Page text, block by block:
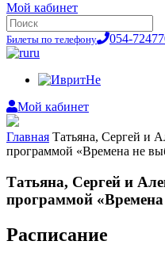
Мой кабинет
Билеты по телефону
054-
ru
He
Мой кабинет
Главная Татьяна, Сергей и
программой «Времена не
Татьяна, Сергей и
программой
Расписание